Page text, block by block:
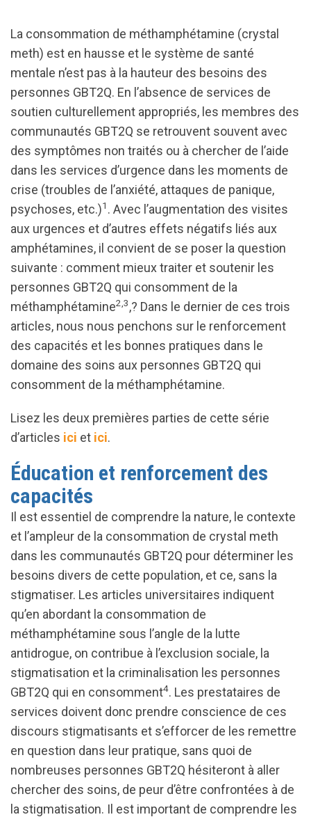
La consommation de méthamphétamine (crystal
meth) est en hausse et le système de santé
mentale n’est pas à la hauteur des besoins des
personnes GBT2Q. En l’absence de services de
soutien culturellement appropriés, les membres des
communautés GBT2Q se retrouvent souvent avec
des symptômes non traités ou à chercher de l’aide
dans les services d’urgence dans les moments de
crise (troubles de l’anxiété, attaques de panique,
psychoses, etc.)1 . Avec l’augmentation des visites
aux urgences et d’autres effets négatifs liés aux
amphétamines, il convient de se poser la question
suivante : comment mieux traiter et soutenir les
personnes GBT2Q qui consomment de la
méthamphétamine2,3,? Dans le dernier de ces trois
articles, nous nous penchons sur le renforcement
des capacités et les bonnes pratiques dans le
domaine des soins aux personnes GBT2Q qui
consomment de la méthamphétamine.
Lisez les deux premières parties de cette série
d’articles ici et ici.
Éducation et renforcement des
capacités
Il est essentiel de comprendre la nature, le contexte
et l’ampleur de la consommation de crystal meth
dans les communautés GBT2Q pour déterminer les
besoins divers de cette population, et ce, sans la
stigmatiser. Les articles universitaires indiquent
qu’en abordant la consommation de
méthamphétamine sous l’angle de la lutte
antidrogue, on contribue à l’exclusion sociale, la
stigmatisation et la criminalisation les personnes
GBT2Q qui en consomment4. Les prestataires de
services doivent donc prendre conscience de ces
discours stigmatisants et s’efforcer de les remettre
en question dans leur pratique, sans quoi de
nombreuses personnes GBT2Q hésiteront à aller
chercher des soins, de peur d’être confrontées à de
la stigmatisation. Il est important de comprendre les